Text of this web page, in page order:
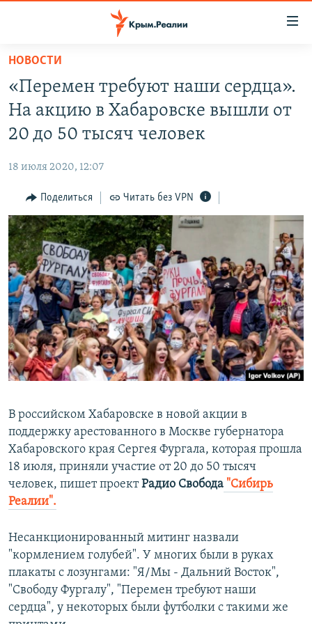
Вернуться
основному
содержанию
Вернутся
главной
Вернутся
поиску
СПЕЦПРОЕКТЫ
11 ЛЕТ ОККУПАЦИИ КРЫМА. 11 ИСТОРИЙ СОПРОТИВЛЕНИЯ
ВОДА
ЕЩЕ
ИНТЕРАКТИВ
ИНФОГРАФИКА
ТЕЛЕПРОЕКТ КРЫМ.РЕАЛИИ
СОВЕТЫ ПРАВОЗАЩИТНИКОВ
ПРОПАВШИЕ БЕЗ ВЕСТИ
ПОБЕДИТЕЛЕЙ НЕ СУДЯТ?
КРЫМ.НЕПОКОРЕННЫЙ
ELIFBE
РАДІО СВОБОДА
КАК ОБОЙТИ БЛОКИРОВКУ
Українською
Qırımtatar
ПРИСОЕДИНЯЙТЕСЬ!
Все сайты RFE/RL
НОВОСТИ
«Перемен требуют наши сердца».
На акцию в Хабаровске вышли от
20 до 50 тысяч человек
18 июля 2020, 12:07
Поделиться Читать без VPN
В российском Хабаровске в новой акции в
поддержку арестованного в Москве губернатора
Хабаровского края Сергея Фургала, которая прошла
18 июля, приняли участие от 20 до 50 тысяч
человек, пишет проектРадио Свобода "Сибирь
Реалии".
Несанкционированный митинг назвали
"кормлением голубей". У многих были в руках
плакаты с лозунгами: "Я/Мы - Дальний Восток",
"Свободу Фургалу", "Перемен требуют наши
сердца", у некоторых были футболки с такими же